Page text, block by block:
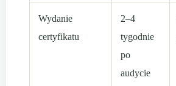
Wydanie
certyfikatu
2–4
tygodnie
po
audycie